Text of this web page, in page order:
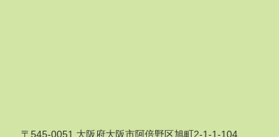
〒545-0051 大阪府大阪市阿倍野区旭町2-1-1-104